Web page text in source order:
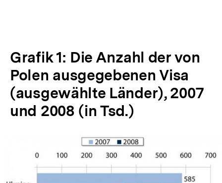
Grafik 1: Die Anzahl der von
Polen ausgegebenen Visa
(ausgewählte Länder), 2007
und 2008 (in Tsd.)